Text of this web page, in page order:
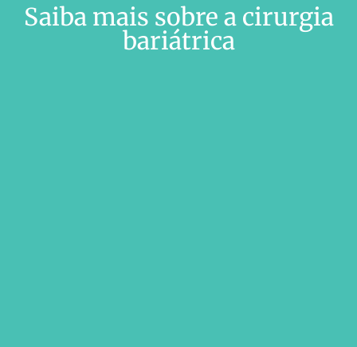
Saiba mais sobre a cirurgia
bariátrica